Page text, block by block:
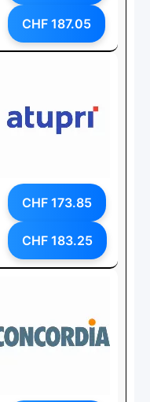
CHF 187.05
CHF 173.85
CHF 183.25